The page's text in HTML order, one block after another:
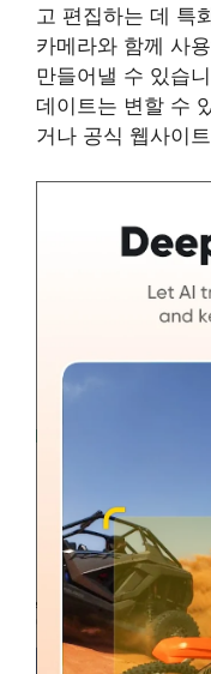
고 편집하는 데 특
카메라와 함께 사
만들어낼 수 있습
데이트는 변할 수
거나 공식 웹사이